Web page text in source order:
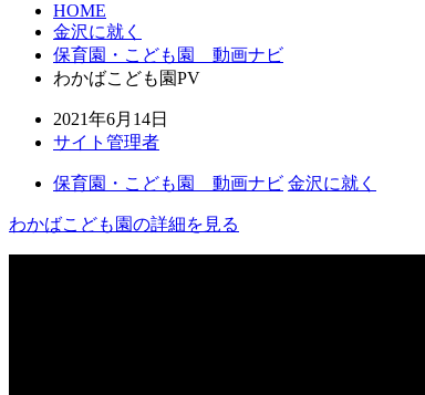
HOME
金沢に就く
保育園・こども園 動画ナビ
わかばこども園PV
2021年6月14日
サイト管理者
保育園・こども園 動画ナビ 金沢に就く
わかばこども園の詳細を見る